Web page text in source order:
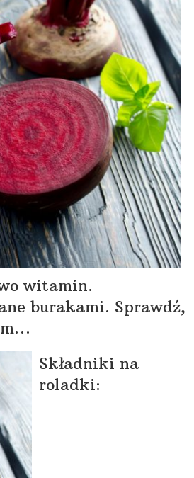
witamin.
burakami. Sprawdź,
Składniki na
roladki: